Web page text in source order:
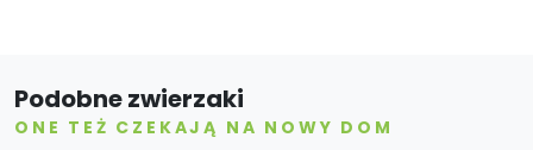
Podobne zwierzaki
ONE TEŻ CZEKAJĄ NA NOWY DOM